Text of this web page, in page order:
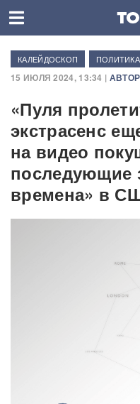
КАЛЕЙДОСКОП ПОЛИТИКА
15 ИЮЛЯ 2024, 13:34 |
«Пуля
экстрасенс
на видео
последующие
времена» в